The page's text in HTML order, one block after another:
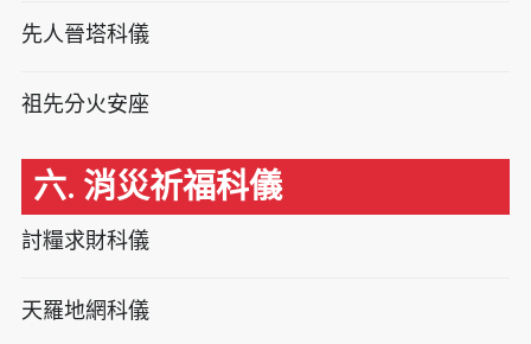
先人晉塔科儀
祖先分火安座
六. 消災祈福科儀
討糧求財科儀
天羅地網科儀